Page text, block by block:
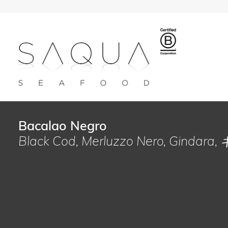
Bacalao Negro
Black Cod, Merluzzo Nero, Gindara,